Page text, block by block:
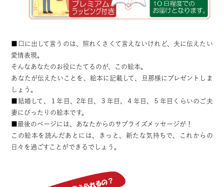
■口に出して言うのは、照れくさくて言えないけれど、夫に伝えたい
愛情表現。
そんなあなたのお役にたてるのが、この絵本。
あなたが伝えたいことを、絵本に記載して、旦那様にプレゼントしま
しょう。
■結婚して、１年目、2年目、３年目、４年目、５年目くらいのご夫
妻にぴったりの絵本です。
■最後のページには、あなたからのサプライズメッセージが！
この絵本を読んだあとには、きっと、新たな気持ちで、これからの
日々を過ごすことができるでしょう。